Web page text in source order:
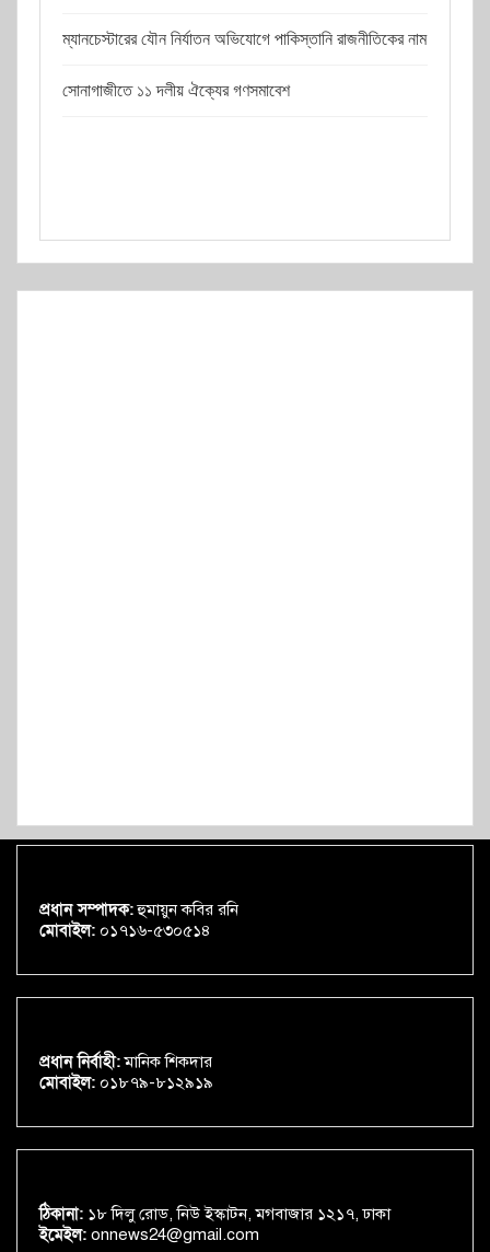
ম্যানচেস্টারের যৌন নির্যাতন অভিযোগে পাকিস্তানি রাজনীতিকের নাম
সোনাগাজীতে ১১ দলীয় ঐক্যের গণসমাবেশ
প্রধান সম্পাদক:হুমায়ুন কবির রনি
মোবাইল: ০১৭১৬-৫৩০৫১৪
প্রধান নির্বাহী:মানিক শিকদার
মোবাইল: ০১৮৭৯-৮১২৯১৯
ঠিকানা: ১৮ দিলু রোড, নিউ ইস্কাটন, মগবাজার ১২১৭, ঢাকা
ইমেইল: onnews24@gmail.com